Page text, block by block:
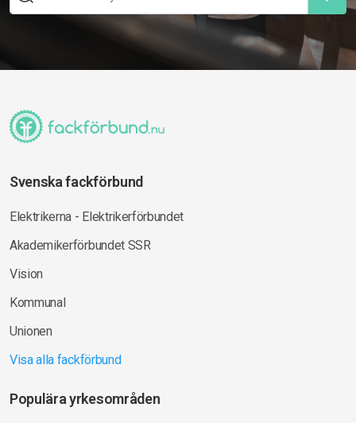
Svenska fackförbund
Elektrikerna - Elektrikerförbundet
Akademikerförbundet SSR
Vision
Kommunal
Unionen
Visa alla fackförbund
Populära yrkesområden